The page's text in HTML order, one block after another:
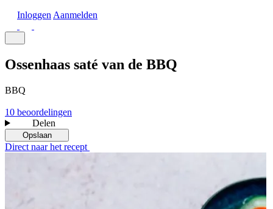
Inloggen Aanmelden
Ossenhaas saté van de BBQ
BBQ
10 beoordelingen
Delen
Opslaan
Direct naar het recept